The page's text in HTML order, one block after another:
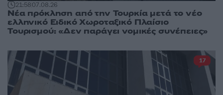
21:5807.08.26
Νέα πρόκληση από την Τουρκία μετά το νέο
ελληνικό Ειδικό Χωροταξικό Πλαίσιο
Τουρισμού: «Δεν παράγει νομικές συνέπειες»
17